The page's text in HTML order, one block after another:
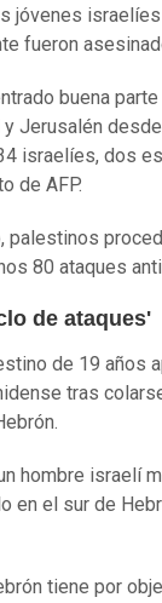
jóvenes
fueron
buena
Jerusalén
israelíes, dos
de AFP.
palestinos
80 ataques
de ataques'
de 19 años
tras
hombre israelí
en el sur de
tiene por